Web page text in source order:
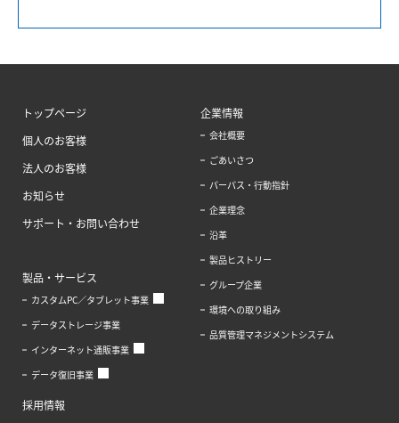
トップページ
個人のお客様
法人のお客様
お知らせ
サポート・お問い合わせ
製品・サービス
カスタムPC／タブレット事業
データストレージ事業
インターネット通販事業
データ復旧事業
企業情報
会社概要
ごあいさつ
パーパス・行動指針
企業理念
沿革
製品ヒストリー
グループ企業
環境への取り組み
品質管理マネジメントシステム
採用情報